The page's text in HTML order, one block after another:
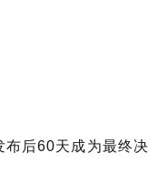
布后60天成为最终决